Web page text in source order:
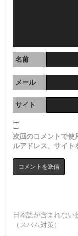
名前
メール
サイト
次回のコメントで使
ルアドレス、サイト
日本語が含まれない
（スパム対策）